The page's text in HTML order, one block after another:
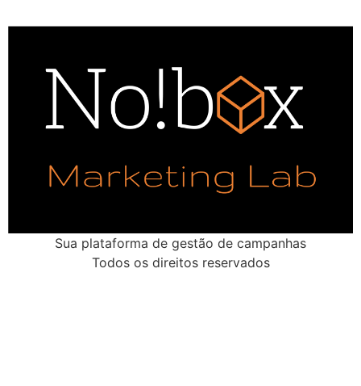
Sua plataforma de gestão de campanhas
Todos os direitos reservados